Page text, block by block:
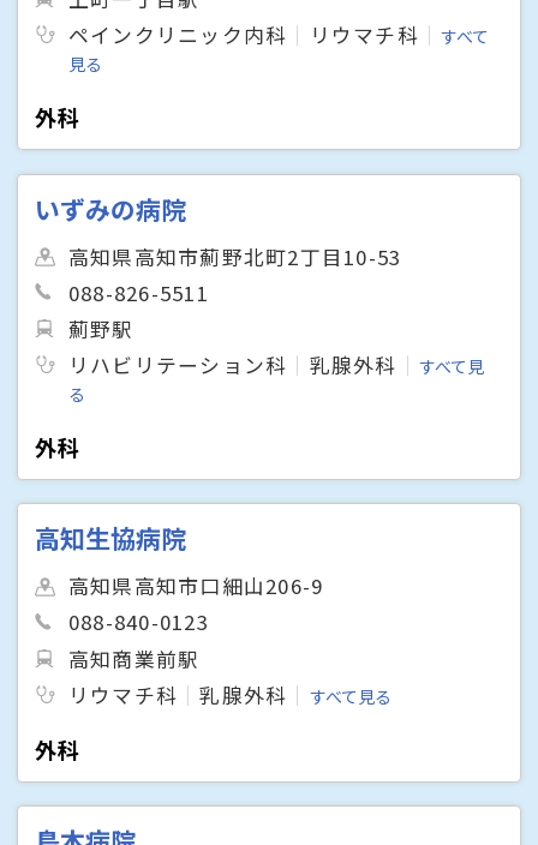
ペインクリニック内科
リウマチ科
すべて
見る
外科
いずみの病院
高知県高知市薊野北町2丁目10-53
088-826-5511
薊野駅
リハビリテーション科
乳腺外科
すべて見
る
外科
高知生協病院
高知県高知市口細山206-9
088-840-0123
高知商業前駅
リウマチ科
乳腺外科 すべて見る
外科